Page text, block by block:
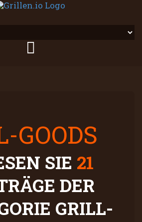
GOODS
SIE 21
DER
GRILL-